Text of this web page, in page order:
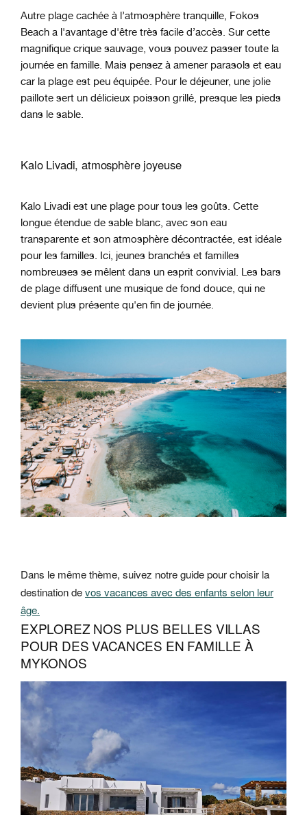
Autre plage cachée à l’atmosphère tranquille, Fokos
Beach a l'avantage d'être très facile d’accès. Sur cette
magnifique crique sauvage, vous pouvez passer toute la
journée en famille. Mais pensez à amener parasols et eau
car la plage est peu équipée. Pour le déjeuner, une jolie
paillote sert un délicieux poisson grillé, presque les pieds
dans le sable.
Kalo Livadi, atmosphère joyeuse
Kalo Livadi est une plage pour tous les goûts. Cette
longue étendue de sable blanc, avec son eau
transparente et son atmosphère décontractée, est idéale
pour les familles. Ici, jeunes branchés et familles
nombreuses se mêlent dans un esprit convivial. Les bars
de plage diffusent une musique de fond douce, qui ne
devient plus présente qu'en fin de journée.
Dans le même thème, suivez notre guide pour choisir la
destination devos vacances avec des enfants selon leur
âge.
EXPLOREZ NOS PLUS BELLES VILLAS
POUR DES VACANCES EN FAMILLE À
MYKONOS